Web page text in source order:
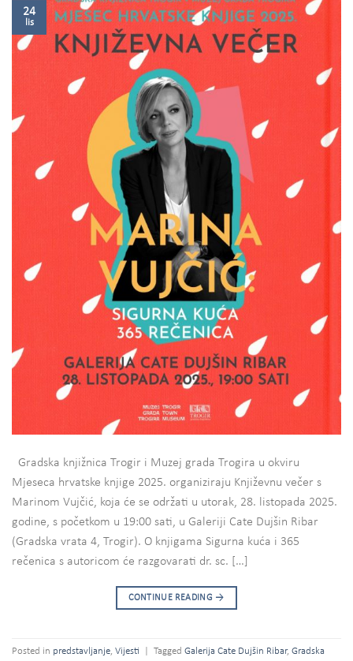
24
lis
Gradska knjižnica Trogir i Muzej grada Trogira u okviru
Mjeseca hrvatske knjige 2025. organiziraju Književnu večer s
Marinom Vujčić, koja će se održati u utorak, 28. listopada 2025.
godine, s početkom u 19:00 sati, u Galeriji Cate Dujšin Ribar
(Gradska vrata 4, Trogir). O knjigama Sigurna kuća i 365
rečenica s autoricom će razgovarati dr. sc. […]
CONTINUE READING →
Posted in predstavljanje, Vijesti Tagged Galerija Cate Dujšin Ribar, Gradska